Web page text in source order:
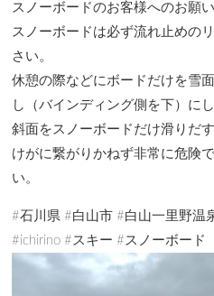
スノーボードのお客様へのお願い
スノーボードは必ず流れ止めの
さい。
休憩の際などにボードだけを雪
し（バインディング側を下）に
斜面をスノーボードだけ滑りだ
けがに繋がりかねず非常に危険
い。
#石川県 #白山市 #白山一里野温
#ichirino #スキー #スノーボード